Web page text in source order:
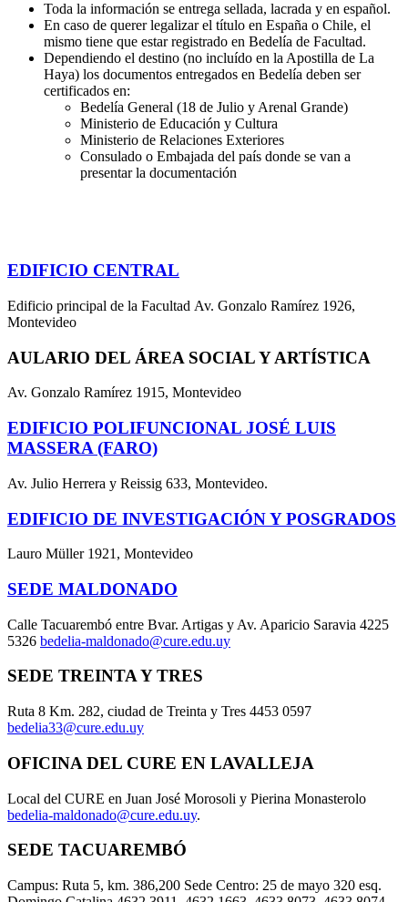
Toda la información se entrega sellada, lacrada y en español.
En caso de querer legalizar el título en España o Chile, el
mismo tiene que estar registrado en Bedelía de Facultad.
Dependiendo el destino (no incluído en la Apostilla de La
Haya) los documentos entregados en Bedelía deben ser
certificados en:
Bedelía General (18 de Julio y Arenal Grande)
Ministerio de Educación y Cultura
Ministerio de Relaciones Exteriores
Consulado o Embajada del país donde se van a
presentar la documentación
EDIFICIO CENTRAL
Edificio principal de la Facultad Av. Gonzalo Ramírez 1926,
Montevideo
AULARIO DEL ÁREA SOCIAL Y ARTÍSTICA
Av. Gonzalo Ramírez 1915, Montevideo
EDIFICIO POLIFUNCIONAL JOSÉ LUIS
MASSERA (FARO)
Av. Julio Herrera y Reissig 633, Montevideo.
EDIFICIO DE INVESTIGACIÓN Y POSGRADOS
Lauro Müller 1921, Montevideo
SEDE MALDONADO
Calle Tacuarembó entre Bvar. Artigas y Av. Aparicio Saravia 4225
5326 bedelia-maldonado@cure.edu.uy
SEDE TREINTA Y TRES
Ruta 8 Km. 282, ciudad de Treinta y Tres 4453 0597
bedelia33@cure.edu.uy
OFICINA DEL CURE EN LAVALLEJA
Local del CURE en Juan José Morosoli y Pierina Monasterolo
bedelia-maldonado@cure.edu.uy.
SEDE TACUAREMBÓ
Campus: Ruta 5, km. 386,200 Sede Centro: 25 de mayo 320 esq.